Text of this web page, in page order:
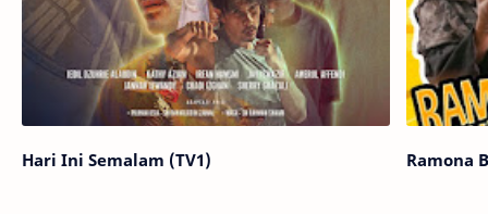
Hari Ini Semalam (TV1) Ramona